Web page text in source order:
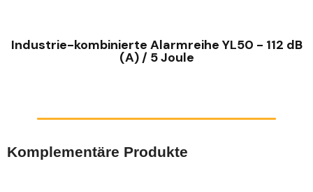
Industrie-kombinierte Alarmreihe YL50 - 112 dB
(A) / 5 Joule
Komplementäre Produkte